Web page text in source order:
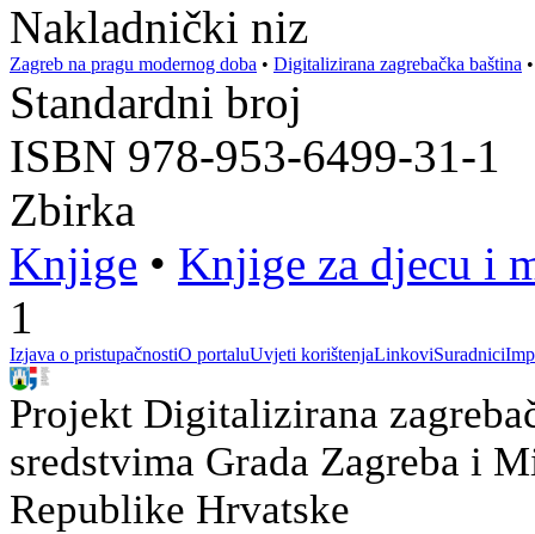
Nakladnički niz
Zagreb na pragu modernog doba • Digitalizirana zagrebačka baština
Standardni broj
ISBN 978-953-6499-31-1
Zbirka
Knjige • Knjige za djecu i
1
Izjava o pristupačnostiO portaluUvjeti korištenjaLinkoviSuradnici
Projekt Digitalizirana
sredstvima Grada Zagreba i
Republike Hrvatske